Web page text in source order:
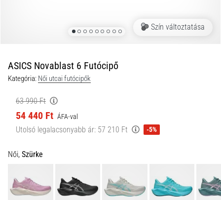
A
gyakorlatban
ingafutás
sebességet,
és
irányváltási
képességet
Szín változtatása
ASICS Novablast 6 Futócipő
Kategória: Női utcai futócipők
63 990 Ft
54 440 Ft ÁFA-val
Utolsó legalacsonyabb ár: 57 210 Ft -5%
Női, Szürke